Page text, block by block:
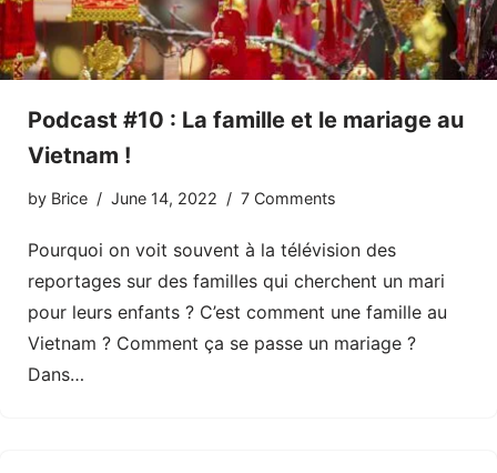
Podcast #10 : La famille et le mariage au
Vietnam !
by Brice June 14, 2022 7 Comments
Pourquoi on voit souvent à la télévision des
reportages sur des familles qui cherchent un mari
pour leurs enfants ? C’est comment une famille au
Vietnam ? Comment ça se passe un mariage ?
Dans…